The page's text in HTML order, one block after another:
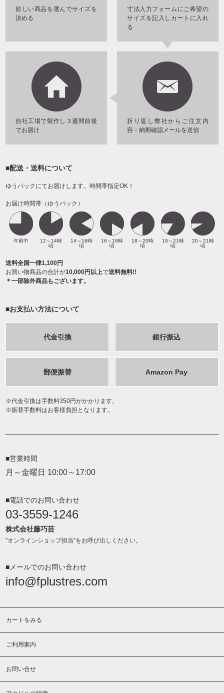
欲しい商品を選んでサイズを
決める
寸法入力フォームにご希望の
サイズを記入しカートに入れ
る
折り返し弊社からご注文内
容・納期確認メールを送信
自社工場で製作し３週間前後
でお届け
■配送・送料について
ゆうパックにてお届けします。時間帯指定OK！
お届け時間帯（ゆうパック）
午前中
12～14時
頃
14～16時
頃
16～18時
頃
18～20時
頃
19～21時
頃
20～21時
頃
送料全国一律1,100円
お買い物商品の合計が10,000円以上で送料無料!!
＊一部除外商品もございます。
■お支払い方法について
代金引換 銀行振込
郵便振替 Amazon Pay
代金引換は手数料350円がかかります。
振替手数料はお客様負担となります。
■営業時間
月～金曜日 10:00～17:00
■電話でのお問い合わせ
03-3559-1246
株式会社藤巧芸
”オンラインショップ担当”をお呼び出しください。
■メールでのお問い合わせ
info@fplustres.com
カートをみる
ご利用案内
お問い合せ